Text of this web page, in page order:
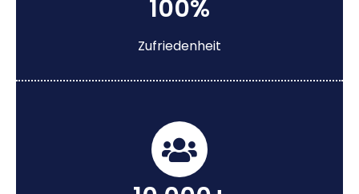
100%
Zufriedenheit